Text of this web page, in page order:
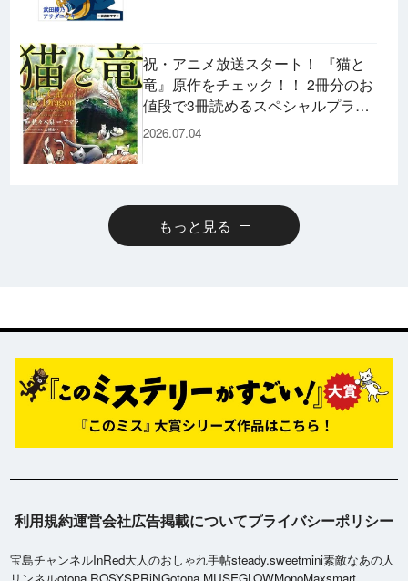
祝・アニメ放送スタート！ 『猫と
竜』原作をチェック！！ 2冊分のお
値段で3冊読めるスペシャルプライ
スパックのコミックスも発売！
2026.07.04
もっと見る
利用規約運営会社広告掲載についてプライバシーポリシー
宝島チャンネルInRed大人のおしゃれ手帖steady.sweetmini素敵なあの人